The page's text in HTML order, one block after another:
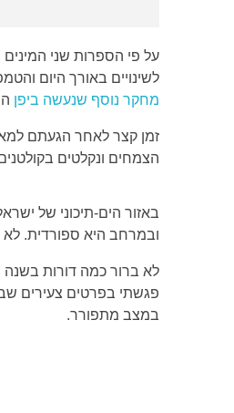
על פי הספרות שני
לשינויים באורך היום
מחקר נוסף שנעשה ביפן
זמן קצר לאחר הגעתם
הצמחים ונקלטים
באזור הים-תיכוני של
ובמרחב היא ספורדית. לא
פגשתי בפרטים צעירים
במצב מתפורר.